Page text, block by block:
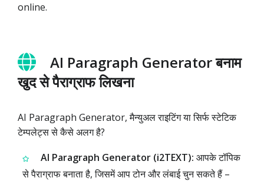
online.
AI Paragraph Generator बनाम
खुद से पैराग्राफ लिखना
AI Paragraph Generator, मैन्युअल राइटिंग या सिर्फ स्टेटिक
टेम्पलेट्स से कैसे अलग है?
AI Paragraph Generator (i2TEXT): आपके टॉपिक
से पैराग्राफ बनाता है, जिसमें आप टोन और लंबाई चुन सकते हैं –